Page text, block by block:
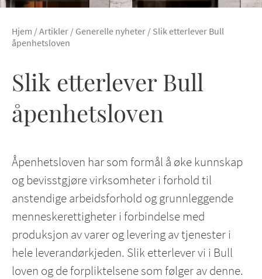
Hjem /Artikler / Generelle nyheter / Slik etterlever Bull
åpenhetsloven
Slik etterlever Bull
åpenhetsloven
Åpenhetsloven har som formål å øke kunnskap
og bevisstgjøre virksomheter i forhold til
anstendige arbeidsforhold og grunnleggende
menneskerettigheter i forbindelse med
produksjon av varer og levering av tjenester i
hele leverandørkjeden. Slik etterlever vi i Bull
loven og de forpliktelsene som følger av denne.